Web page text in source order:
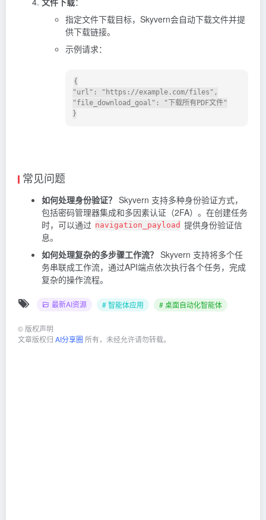
指定文件下载目标，Skyvern会自动下载文件并提
供下载链接。
示例请求：
{
"url": "https://example.com/files",
"file_download_goal": "下载所有PDF文件"
}
常见问题
如何处理身份验证？ Skyvern 支持多种身份验证方式，
包括密码管理器集成和多因素认证（2FA）。在创建任务
时，可以通过 navigation_payload 提供身份验证信
息。
如何处理复杂的多步骤工作流？ Skyvern 支持将多个任
务串联成工作流，通过API端点依次执行各个任务，完成
复杂的操作流程。
最新AI资源 # 智能体应用 # 桌面自动化智能体
© 版权声明
文章版权归 AI分享圈 所有，未经允许请勿转载。